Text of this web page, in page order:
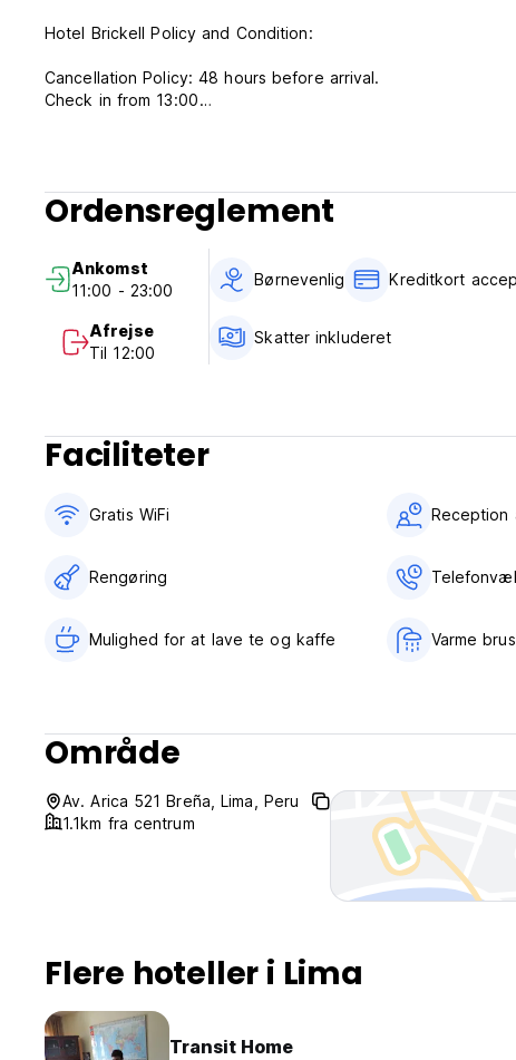
Hotel Brickell Policy and Condition:
Cancellation Policy: 48 hours before arrival.
Check in from 13:00
Taxes included
Breakfast not included
24 hours reception.
No curfew
Pet are not allowed
No smoking
Ordensreglement
Ankomst
11:00 - 23:00
Afrejse
Til 12:00
Børnevenlig Kreditkort
Skatter inkluderet
Faciliteter
Gratis WiFi Reception
Rengøring
Mulighed for at lave te og kaffe Varme
Område
Av. Arica 521 Breña, Lima, Peru
1.1km fra centrum
Flere hoteller i Lima
Transit Home